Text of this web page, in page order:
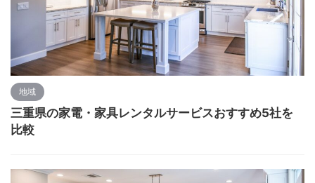
地域
三重県の家電・家具レンタルサービスおすすめ5社を
比較